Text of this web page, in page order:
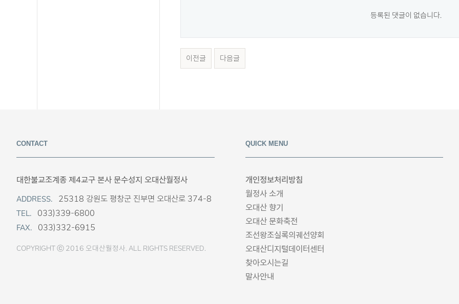
등록된 댓글이 없습니다.
이전글 다음글
CONTACT
대한불교조계종 제4교구 본사 문수성지 오대산월정사
ADDRESS. 25318 강원도 평창군 진부면 오대산로 374-8
TEL. 033)339-6800
FAX. 033)332-6915
COPYRIGHT ⓒ 2016 오대산월정사. ALL RIGHTS RESERVED.
QUICK MENU
개인정보처리방침
월정사 소개
오대산 향기
오대산 문화축전
조선왕조실록의궤선양회
오대산디지털데이터센터
찾아오시는길
말사안내